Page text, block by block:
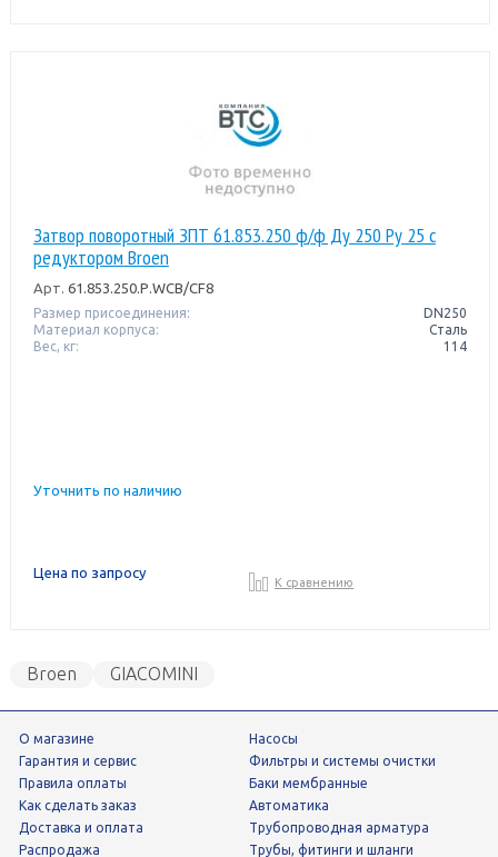
Затвор поворотный ЗПТ 61.853.250 ф/ф Ду 250 Pу 25 с
редуктором Broen
Арт. 61.853.250.Р.WCB/CF8
Размер присоединения:
DN250
Материал корпуса:
Сталь
Вес, кг:
114
Уточнить по наличию
Цена по запросу
К сравнению
Broen GIACOMINI
О магазине
Гарантия и сервис
Правила оплаты
Как сделать заказ
Доставка и оплата
Распродажа
Насосы
фильтры и системы очистки
Баки мембранные
Автоматика
трубопроводная арматура
трубы, фитинги и шланги